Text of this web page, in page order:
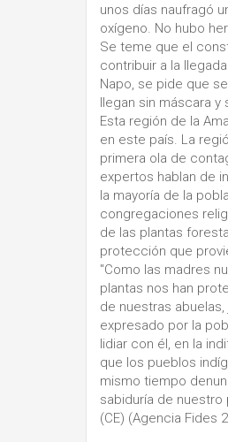
unos días naufragó
oxígeno. No hubo
Se teme que el
contribuir a la
Napo, se pide que
llegan sin máscara
Esta región de la
en este país. La
primera ola de
expertos hablan de
la mayoría de la
congregaciones
de las plantas
protección que
"Como las madres
plantas nos han
de nuestras
expresado por la
lidiar con él, en la
que los pueblos
mismo tiempo
sabiduría de nuestro
(CE) (Agencia Fides